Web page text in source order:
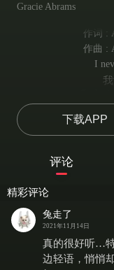
Gracie Abrams
作词 :
作曲 :
I
Not
我会
下载APP
评论
精彩评论
兔走了
2021年11月14日
真的很好听…
边轻语，悄悄